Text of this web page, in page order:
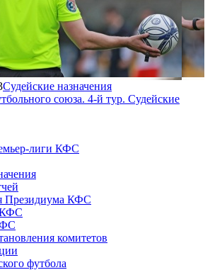
Судейские назначения
союза. 4-й тур. Судейские
лиги КФС
Президиума КФС
комитетов
футбола